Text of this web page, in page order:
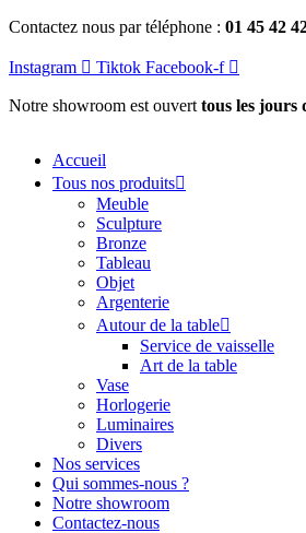
Aller
contenu
Contactez nous par téléphone : 01 45 42
Instagram Tiktok Facebook-f
Notre showroom est ouvert tous les jours
Accueil
Tous nos produits
Meuble
Sculpture
Bronze
Tableau
Objet
Argenterie
Autour de la table
Service de vaisselle
Art de la table
Vase
Horlogerie
Luminaires
Divers
Nos services
Qui sommes-nous ?
Notre showroom
Contactez-nous